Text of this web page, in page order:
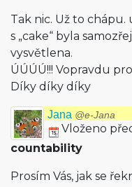
Tak nic. Už to chápu.
s „cake“ byla
vysvětlena.
ÚÚÚÚ!!! Vopravdu
Díky díky díky
Jana @e-Jana
Vloženo
countability
Prosím Vás, jak se